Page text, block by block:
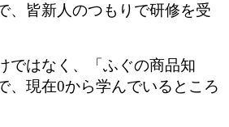
、皆新人のつもりで研修を受
ではなく、「ふぐの商品知
、現在0から学んでいるところ